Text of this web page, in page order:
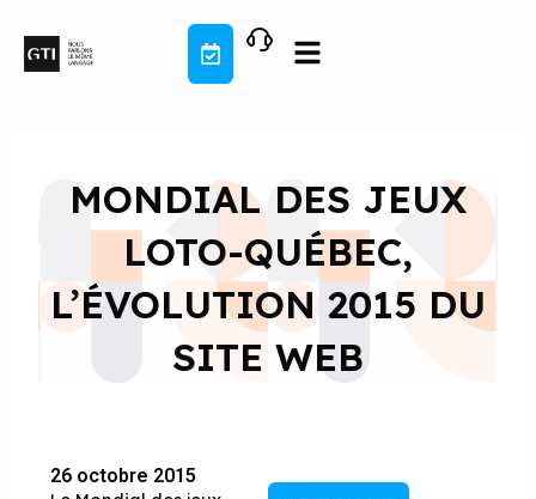
contenu
MONDIAL DES JEUX
LOTO-QUÉBEC,
L’ÉVOLUTION 2015 DU
SITE WEB
26 octobre 2015